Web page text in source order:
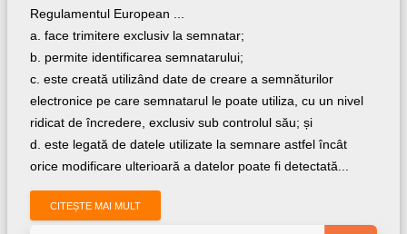
Regulamentul European ...
a. face trimitere exclusiv la semnatar;
b. permite identificarea semnatarului;
c. este creată utilizând date de creare a semnăturilor
electronice pe care semnatarul le poate utiliza, cu un nivel
ridicat de încredere, exclusiv sub controlul său; și
d. este legată de datele utilizate la semnare astfel încât
orice modificare ulterioară a datelor poate fi detectată...
CITEȘTE MAI MULT